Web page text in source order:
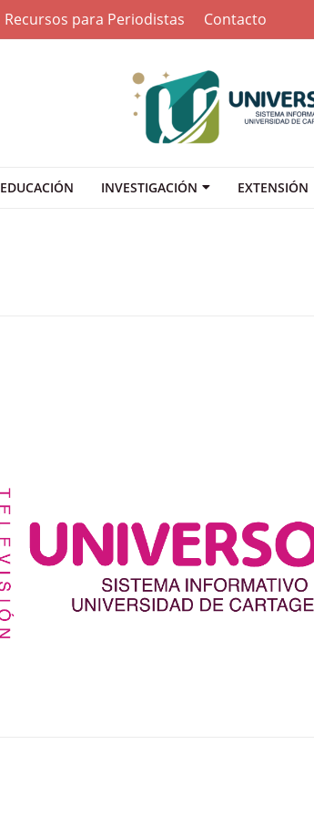
Recursos para Periodistas Contacto
EDUCACIÓN INVESTIGACIÓN EXTENSIÓN